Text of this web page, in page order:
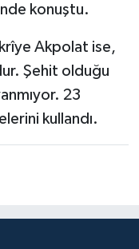
konuştu.
Akpolat ise,
Şehit olduğu
23
kullandı.